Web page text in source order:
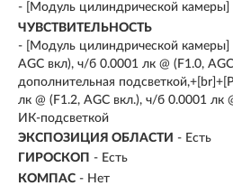
- [Модуль цилиндрической камеры]
ЧУВСТВИТЕЛЬНОСТЬ
- [Модуль цилиндрической камеры]
AGC вкл), ч/б 0.0001 лк @ (F1.0,
дополнительная
лк @ (F1.2, AGC вкл.), ч/б 0.0001 лк
ИК-подсветкой
ЭКСПОЗИЦИЯ ОБЛАСТИ - Есть
ГИРОСКОП - Есть
КОМПАС - Нет